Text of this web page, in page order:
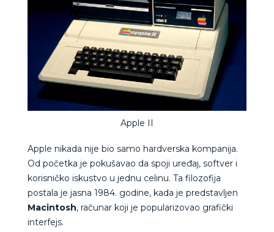
Apple II
Apple nikada nije bio samo hardverska kompanija.
Od početka je pokušavao da spoji uređaj, softver i
korisničko iskustvo u jednu celinu. Ta filozofija
postala je jasna 1984. godine, kada je predstavljen
Macintosh, računar koji je popularizovao grafički
interfejs.